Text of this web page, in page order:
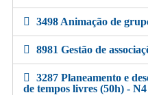
3498 Animação de
8981 Gestão de
3287 Planeamento e
de tempos livres (50h) - N4